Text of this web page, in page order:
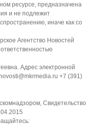
ресурсе, предназначена
и не подлежит
иначе как со
Агентство Новостей
Адрес электронной
+7 (391)
Свидетельство